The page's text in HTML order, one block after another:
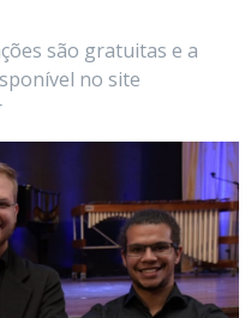
são gratuitas e a
no site